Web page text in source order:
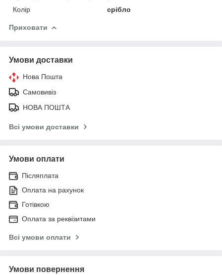
Колір
срібло
Приховати
Умови доставки
Нова Пошта
Самовивіз
НОВА ПОШТА
Всі умови доставки
Умови оплати
Післяплата
Оплата на рахунок
Готівкою
Оплата за реквізитами
Всі умови оплати
Умови повернення